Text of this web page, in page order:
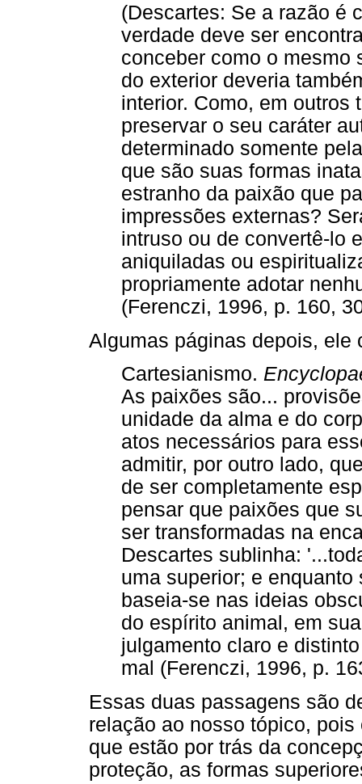
(Descartes: Se a razão é
verdade deve ser
conceber como o mesmo
do exterior deveria
interior. Como, em outros
preservar o seu caráter
determinado somente
que são suas formas
estranho da paixão que
impressões externas?
intruso ou de convertê-lo
aniquiladas ou
propriamente adotar
(Ferenczi, 1996, p. 160,
Algumas páginas depois, ele
Cartesianismo.
As paixões são...
unidade da alma e do
atos necessários para
admitir, por outro lado,
de ser completamente
pensar que paixões que
ser transformadas na
Descartes sublinha:
uma superior; e
baseia-se nas ideias
do espírito animal, em
julgamento claro e
mal (Ferenczi, 1996, p.
Essas duas passagens são
relação ao nosso tópico,
que estão por trás da
proteção, as formas